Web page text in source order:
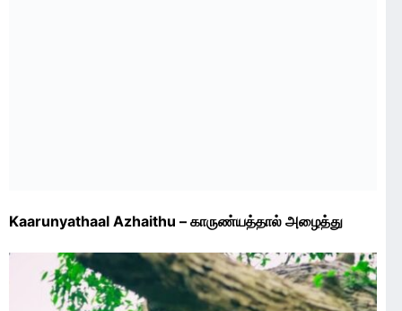
Kaarunyathaal Azhaithu – காருண்யத்தால் அழைத்து